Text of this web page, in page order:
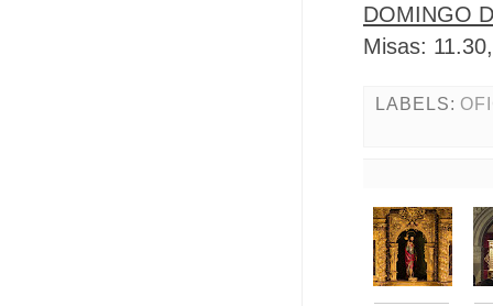
DOMINGO
Misas:
LABELS: